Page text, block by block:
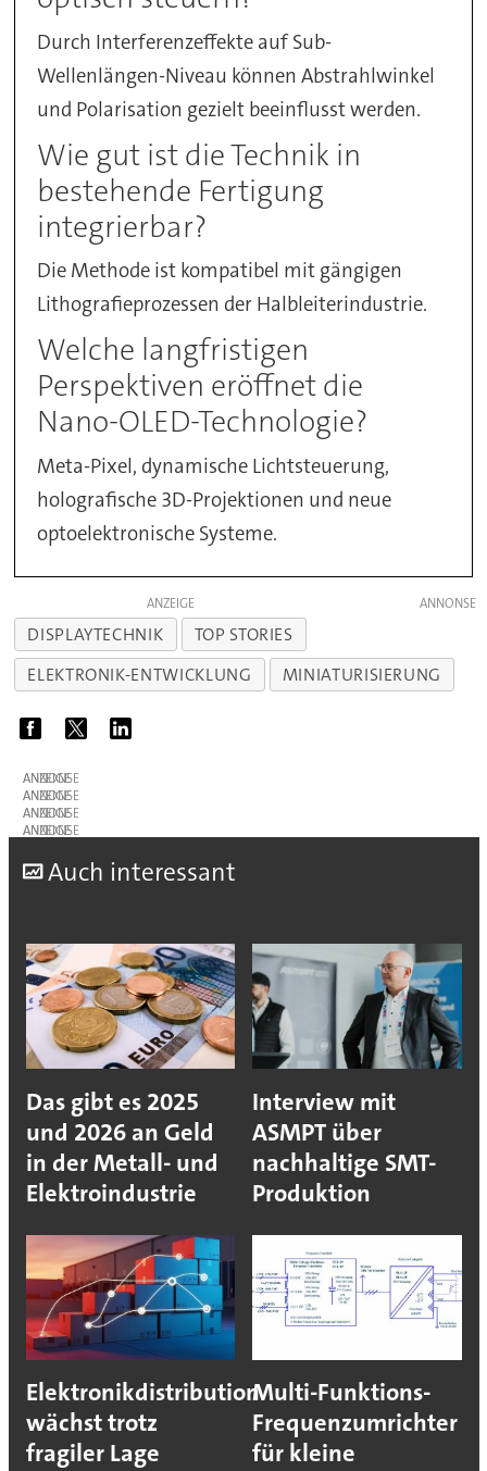
Durch Interferenzeffekte auf Sub-
Wellenlängen-Niveau können Abstrahlwinkel
und Polarisation gezielt beeinflusst werden.
Wie gut ist die Technik in
bestehende Fertigung
integrierbar?
Die Methode ist kompatibel mit gängigen
Lithografieprozessen der Halbleiterindustrie.
Welche langfristigen
Perspektiven eröffnet die
Nano-OLED-Technologie?
Meta-Pixel, dynamische Lichtsteuerung,
holografische 3D-Projektionen und neue
optoelektronische Systeme.
ANZEIGE
DISPLAYTECHNIK
TOP STORIES
ELEKTRONIK-ENTWICKLUNG
MINIATURISIERUNG
ANZEIGE
ANZEIGE
ANZEIGE
ANZEIGE
Auch interessant
Das gibt es 2025
und 2026 an Geld
in der Metall- und
Elektroindustrie
Interview mit
ASMPT über
nachhaltige SMT-
Produktion
Elektronikdistribution
wächst trotz
fragiler Lage
Multi-Funktions-
Frequenzumrichter
für kleine